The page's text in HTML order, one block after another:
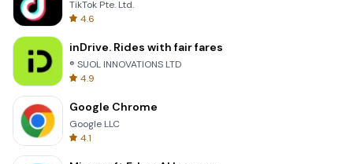
TikTok Pte. Ltd.
4.6
inDrive. Rides with fair fares
® SUOL INNOVATIONS LTD
4.9
Google Chrome
Google LLC
4.1